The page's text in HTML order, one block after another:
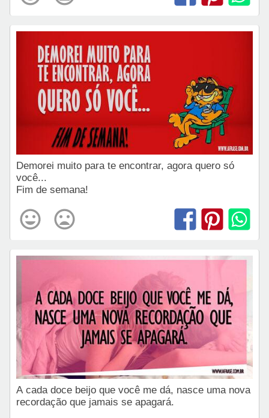
Demorei muito para te encontrar, agora quero só
você...
Fim de semana!
A cada doce beijo que você me dá, nasce uma nova
recordação que jamais se apagará.